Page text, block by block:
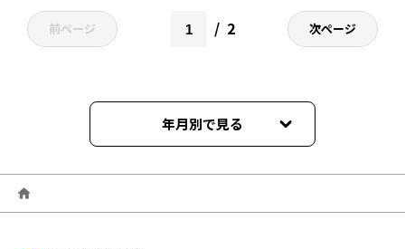
前ページ 2 次ページ
年月別で見る
2026年06月
2026年05月